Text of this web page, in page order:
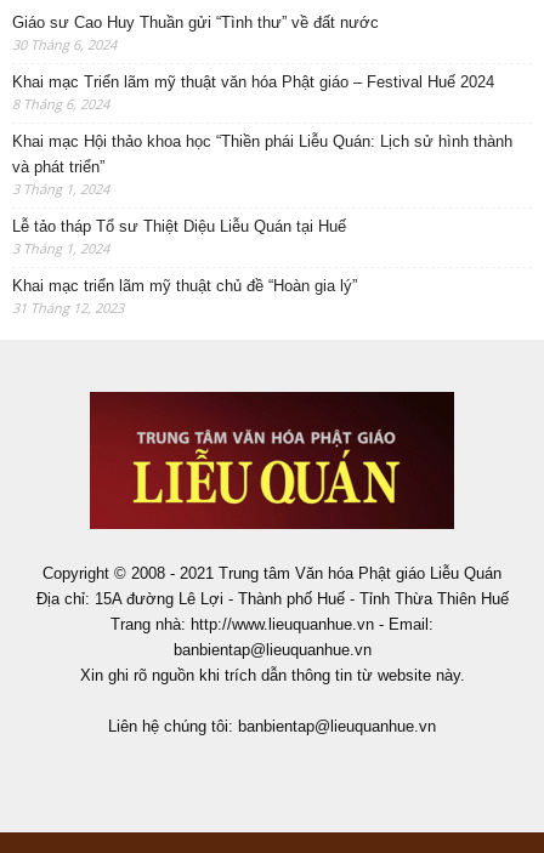
Giáo sư Cao Huy Thuần gửi “Tình thư” về đất nước
30 Tháng 6, 2024
Khai mạc Triển lãm mỹ thuật văn hóa Phật giáo – Festival Huế 2024
8 Tháng 6, 2024
Khai mạc Hội thảo khoa học “Thiền phái Liễu Quán: Lịch sử hình thành
và phát triển”
3 Tháng 1, 2024
Lễ tảo tháp Tổ sư Thiệt Diệu Liễu Quán tại Huế
3 Tháng 1, 2024
Khai mạc triển lãm mỹ thuật chủ đề “Hoàn gia lý”
31 Tháng 12, 2023
Copyright © 2008 - 2021 Trung tâm Văn hóa Phật giáo Liễu Quán
Địa chỉ: 15A đường Lê Lợi - Thành phố Huế - Tỉnh Thừa Thiên Huế
Trang nhà: http://www.lieuquanhue.vn - Email:
banbientap@lieuquanhue.vn
Xin ghi rõ nguồn khi trích dẫn thông tin từ website này.
Liên hệ chúng tôi: banbientap@lieuquanhue.vn